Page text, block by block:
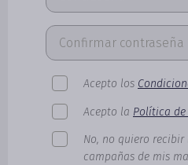
Acepto los
Acepto la Política
No, no quiero
campañas de mis